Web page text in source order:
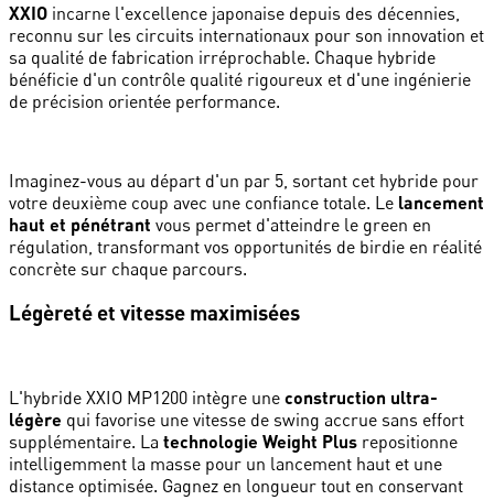
XXIO incarne l'excellence japonaise depuis des décennies,
reconnu sur les circuits internationaux pour son innovation et
sa qualité de fabrication irréprochable. Chaque hybride
bénéficie d'un contrôle qualité rigoureux et d'une ingénierie
de précision orientée performance.
Imaginez-vous au départ d'un par 5, sortant cet hybride pour
votre deuxième coup avec une confiance totale. Le lancement
haut et pénétrant vous permet d'atteindre le green en
régulation, transformant vos opportunités de birdie en réalité
concrète sur chaque parcours.
Légèreté et vitesse maximisées
L'hybride XXIO MP1200 intègre une construction ultra-
légère qui favorise une vitesse de swing accrue sans effort
supplémentaire. La technologie Weight Plus repositionne
intelligemment la masse pour un lancement haut et une
distance optimisée. Gagnez en longueur tout en conservant